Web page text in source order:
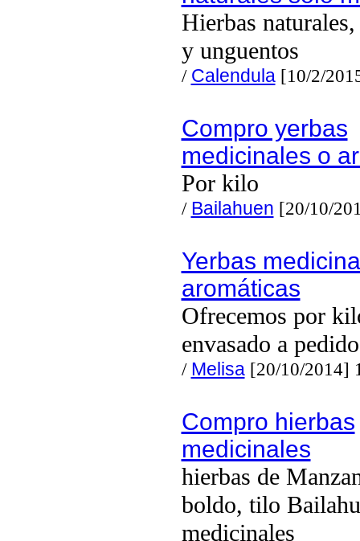
Hierbas naturales,
y unguentos
/ Calendula[10/2/
Compro yerbas
medicinales o
Por kilo
/ Bailahuen [20/10/
Yerbas
aromáticas
Ofrecemos por
envasado a pedido
/ Melisa[20/10/2014]
Compro hierbas
medicinales
hierbas de
boldo, tilo
medicinales